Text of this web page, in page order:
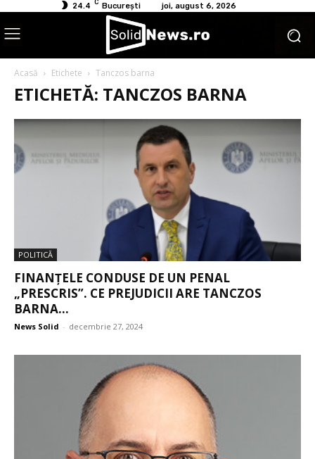
24.4 C București joi, august 6, 2026
Acasă Etichete Tanczos barna
ETICHETĂ: TANCZOS BARNA
POLITICĂ
FINANȚELE CONDUSE DE UN PENAL
„PRESCRIS”. CE PREJUDICII ARE TANCZOS
BARNA...
News Solid - decembrie 27, 2024